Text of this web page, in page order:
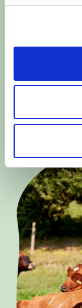
dig selv og